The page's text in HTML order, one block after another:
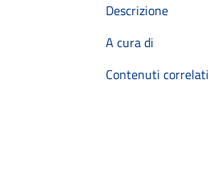
Descrizione
A cura di
Contenuti correlati